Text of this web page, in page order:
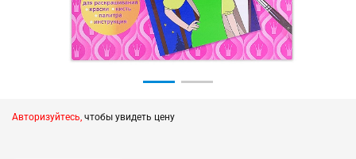
Авторизуйтесь, чтобы увидеть цену